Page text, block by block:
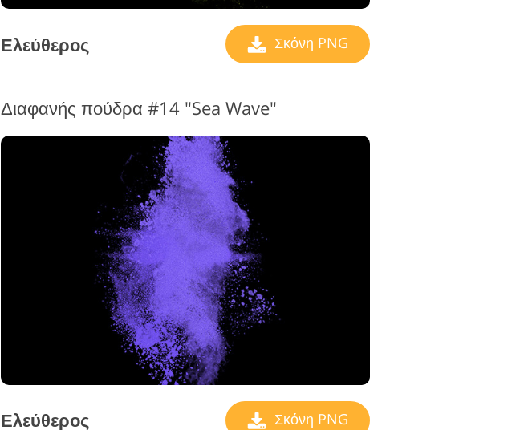
Ελεύθερος Σκόνη PNG
Διαφανής πούδρα #14 "Sea Wave"
Ελεύθερος Σκόνη PNG